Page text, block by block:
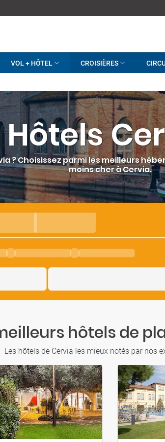
VOL + HÔTEL CROISIÈRES
Hôtels
? Choisissez parmi les meilleurs
moins cher à Cervia.
hôtels de
Les hôtels de Cervia les mieux notés par nos